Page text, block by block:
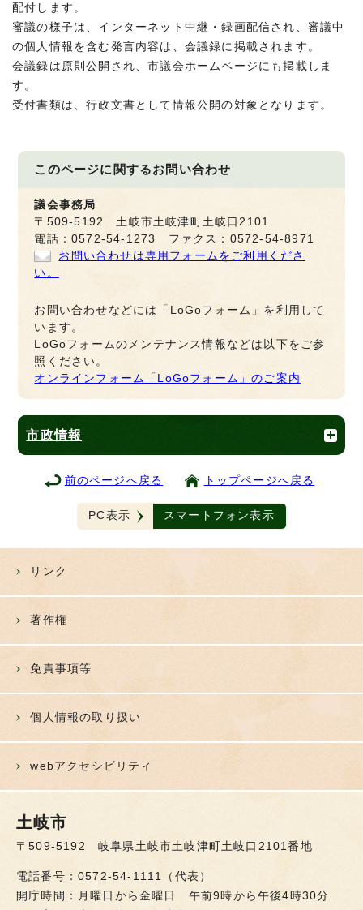
配付します。
審議の様子は、インターネット中継・録画配信され、審議中
の個人情報を含む発言内容は、会議録に掲載されます。
会議録は原則公開され、市議会ホームページにも掲載しま
す。
受付書類は、行政文書として情報公開の対象となります。
このページに関するお問い合わせ
議会事務局
〒509-5192 土岐市土岐津町土岐口2101
電話：0572-54-1273 ファクス：0572-54-8971
お問い合わせは専用フォームをご利用くださ
い。
お問い合わせなどには「LoGoフォーム」を利用して
います。
LoGoフォームのメンテナンス情報などは以下をご参
照ください。
オンラインフォーム「LoGoフォーム」のご案内
市政情報
前のページへ戻る トップページへ戻る
PC表示 スマートフォン表示
リンク
著作権
免責事項等
個人情報の取り扱い
webアクセシビリティ
土岐市
〒509-5192 岐阜県土岐市土岐津町土岐口2101番地
電話番号：0572-54-1111（代表）
開庁時間：月曜日から金曜日 午前9時から午後4時30分